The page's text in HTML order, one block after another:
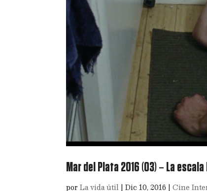
Mar del Plata 2016 (03) – La
porLa vida útil |Dic 10, 2016 |Cine